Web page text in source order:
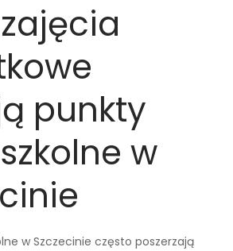
punkty
w
w Szczecinie często poszerzają